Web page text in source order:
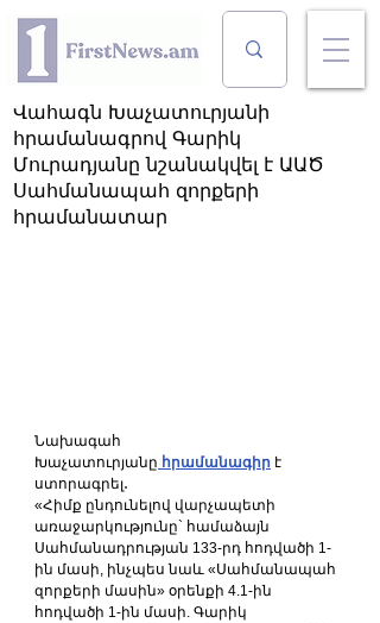
Վահագն Խաչատուրյանի
հրամանագրով Գարիկ
Մուրադյանը նշանակվել է ԱԱԾ
Սահմանապահ զորքերի
հրամանատար
Նախագահ
Խաչատուրյանը հրամանագիր է
ստորագրել․
«Հիմք ընդունելով վարչապետի
առաջարկությունը` համաձայն
Սահմանադրու­թյան 133-րդ հոդվածի 1-
ին մասի, ինչպես նաև «Սահմանապահ
զորքերի մասին» օրենքի 4.1-ին
հոդվածի 1-ին մասի. Գարիկ